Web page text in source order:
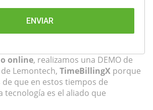
online, realizamos una DEMO de
Lemontech, TimeBillingX porque
que en estos tiempos de
tecnología es el aliado que